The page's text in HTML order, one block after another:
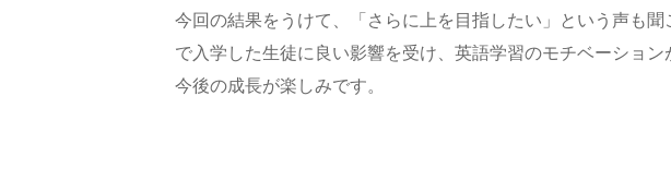
今回の結果をうけて、「さらに上を目指したい」という声も
で入学した生徒に良い影響を受け、英語学習のモチベーショ
今後の成長が楽しみです。